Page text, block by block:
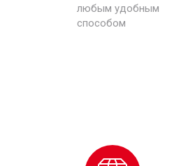
любым удобным
способом